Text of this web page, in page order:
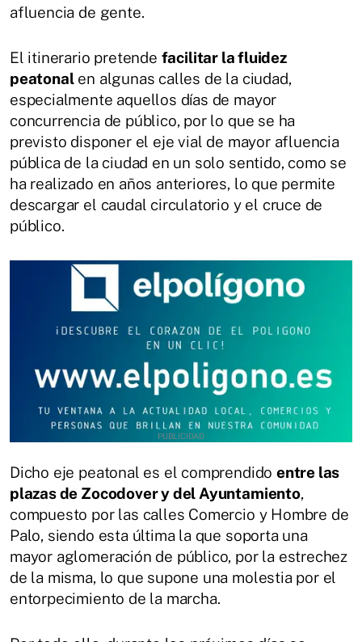
afluencia de gente.
El itinerario pretende facilitar la fluidez
peatonalen algunas calles de la ciudad,
especialmente aquellos días de mayor
concurrencia de público, por lo que se ha
previsto disponer el eje vial de mayor afluencia
pública de la ciudad en un solo sentido, como se
ha realizado en años anteriores, lo que permite
descargar el caudal circulatorio y el cruce de
público.
Dicho eje peatonal es el comprendido entre las
plazas de Zocodover y del Ayuntamiento,
compuesto por las calles Comercio y Hombre de
Palo, siendo esta última la que soporta una
mayor aglomeración de público, por la estrechez
de la misma, lo que supone una molestia por el
entorpecimiento de la marcha.